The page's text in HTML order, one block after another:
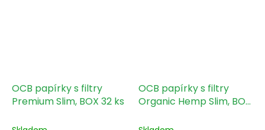
OCB papírky s filtry
Premium Slim, BOX 32 ks
OCB papírky s filtry
Organic Hemp Slim, BOX